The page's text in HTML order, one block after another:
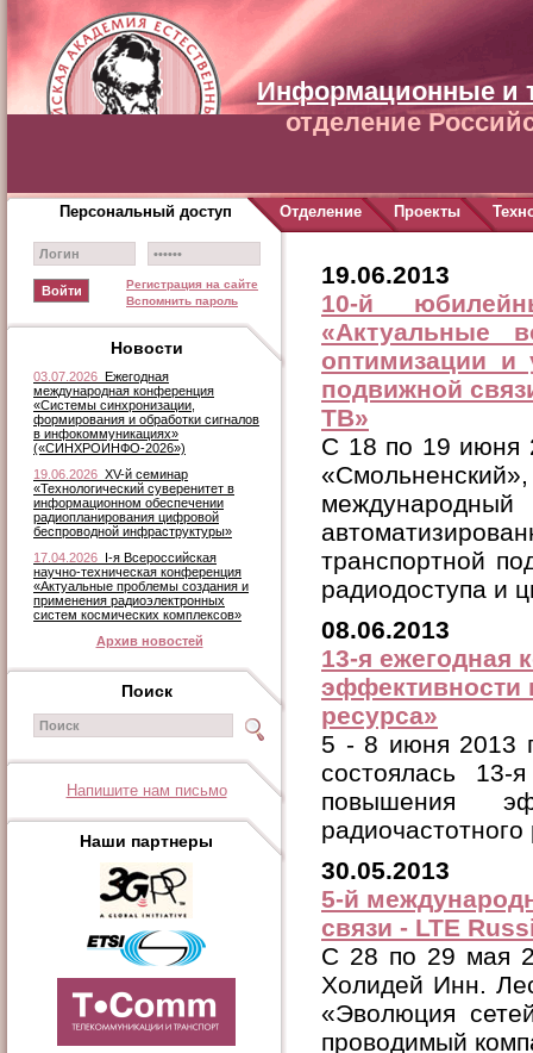
Информационные и
отделение
Регистрация на сайте
Вспомнить пароль
Новости
03.07.2026 Ежегодная
международная конференция
«Системы синхронизации,
формирования и обработки сигналов
в инфокоммуникациях»
(«СИНХРОИНФО-2026»)
19.06.2026 XV-й семинар
«Технологический суверенитет в
информационном обеспечении
радиопланирования цифровой
беспроводной инфраструктуры»
17.04.2026 I-я Всероссийская
научно-техническая конференция
«Актуальные проблемы создания и
применения радиоэлектронных
систем космических комплексов»
Архив новостей
Поиск
Напишите нам письмо
Наши партнеры
19.06.2013
10-й
«Актуальные
оптимизации и
подвижной
ТВ»
C 18 по 19 июня
транспортной
радиодоступа и
08.06.2013
13-я
эффективности
ресурса»
5 - 8 июня 2013
состоялась 13-
повышения
30.05.2013
5-й
связи - LTE
C 28 по 29 мая
Холидей Инн.
«Эволюция
проводимый
Персональный доступ Отделение Проекты